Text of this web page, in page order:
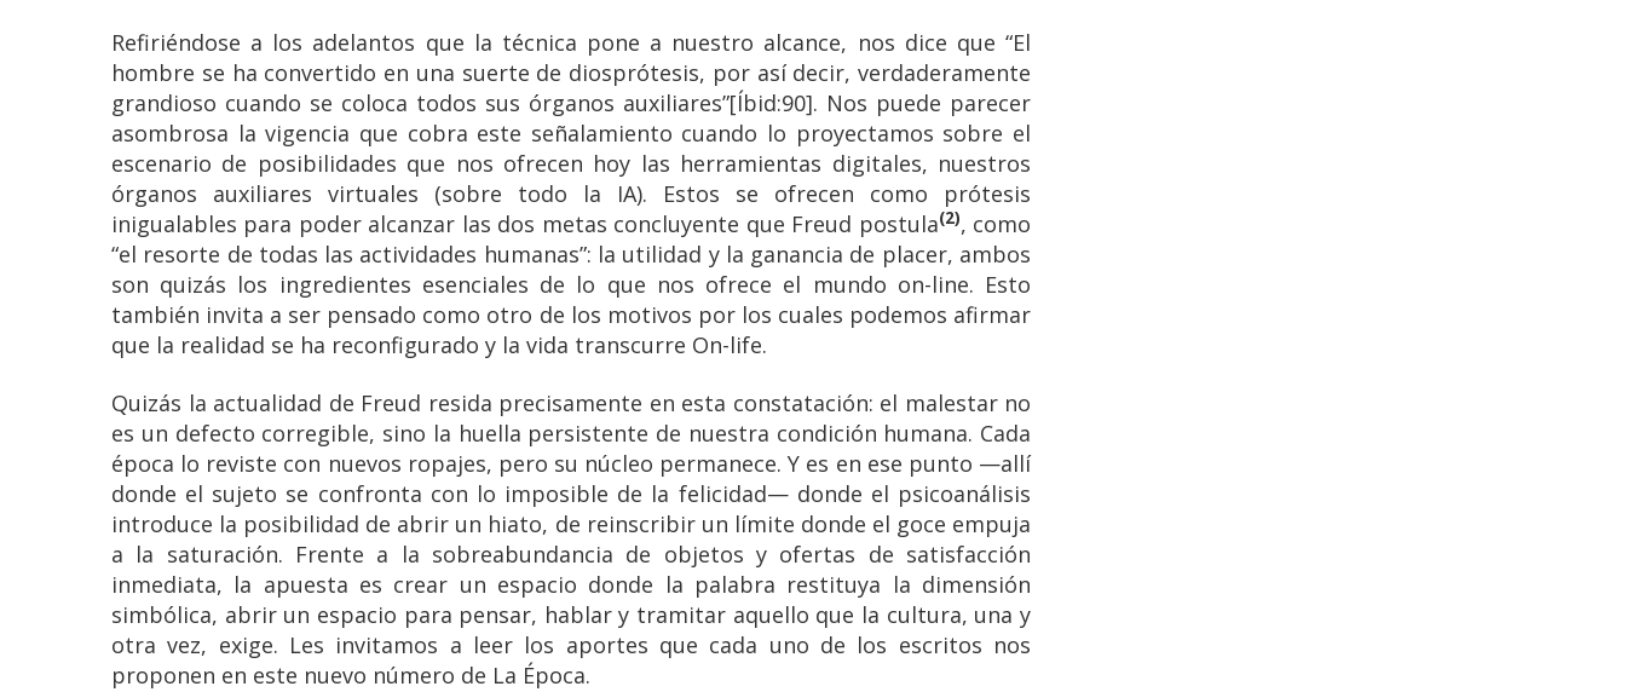
Refiriéndose a los adelantos que la técnica pone a nuestro alcance, nos dice que “El
hombre se ha convertido en una suerte de diosprótesis, por así decir, verdaderamente
grandioso cuando se coloca todos sus órganos auxiliares”[Íbid:90]. Nos puede parecer
asombrosa la vigencia que cobra este señalamiento cuando lo proyectamos sobre el
escenario de posibilidades que nos ofrecen hoy las herramientas digitales, nuestros
órganos auxiliares virtuales (sobre todo la IA). Estos se ofrecen como prótesis
inigualables para poder alcanzar las dos metas concluyente que Freud postula(2), como
“el resorte de todas las actividades humanas”: la utilidad y la ganancia de placer, ambos
son quizás los ingredientes esenciales de lo que nos ofrece el mundo on-line. Esto
también invita a ser pensado como otro de los motivos por los cuales podemos afirmar
que la realidad se ha reconfigurado y la vida transcurre On-life.
Quizás la actualidad de Freud resida precisamente en esta constatación: el malestar no
es un defecto corregible, sino la huella persistente de nuestra condición humana. Cada
época lo reviste con nuevos ropajes, pero su núcleo permanece. Y es en ese punto —allí
donde el sujeto se confronta con lo imposible de la felicidad— donde el psicoanálisis
introduce la posibilidad de abrir un hiato, de reinscribir un límite donde el goce empuja
a la saturación. Frente a la sobreabundancia de objetos y ofertas de satisfacción
inmediata, la apuesta es crear un espacio donde la palabra restituya la dimensión
simbólica, abrir un espacio para pensar, hablar y tramitar aquello que la cultura, una y
otra vez, exige. Les invitamos a leer los aportes que cada uno de los escritos nos
proponen en este nuevo número de La Época.